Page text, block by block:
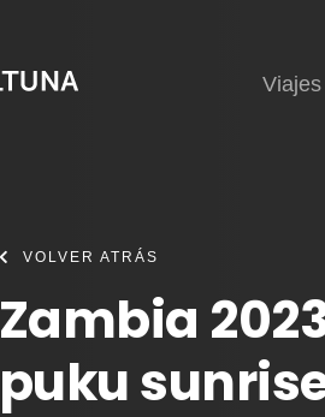
Viajes
VOLVER ATRÁS
Zambia
puku